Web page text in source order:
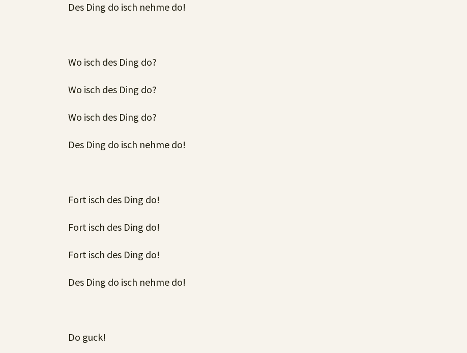
Des Ding do isch nehme do!
Wo isch des Ding do?
Wo isch des Ding do?
Wo isch des Ding do?
Des Ding do isch nehme do!
Fort isch des Ding do!
Fort isch des Ding do!
Fort isch des Ding do!
Des Ding do isch nehme do!
Do guck!